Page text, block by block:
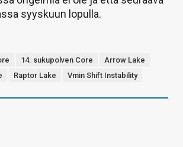
syyskuun lopulla.
14. sukupolven Core
Arrow Lake
Raptor Lake Vmin Shift Instability